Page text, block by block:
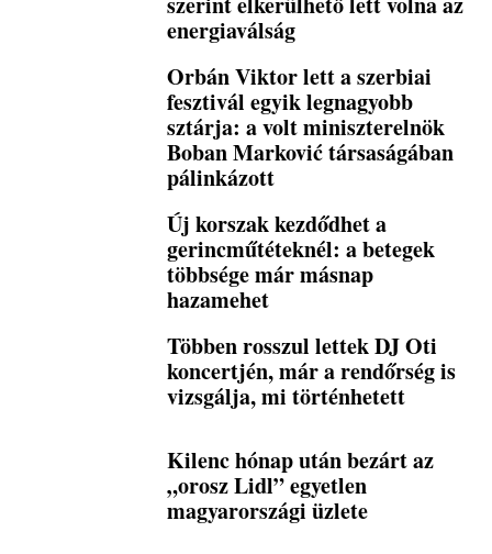
energiaválság
Orbán Viktor lett a szerbiai
fesztivál egyik legnagyobb
sztárja: a volt miniszterelnök
Boban Marković társaságában
pálinkázott
Új korszak kezdődhet a
gerincműtéteknél: a betegek
többsége már másnap
hazamehet
Többen rosszul lettek DJ Oti
koncertjén, már a rendőrség is
vizsgálja, mi történhetett
Kilenc hónap után bezárt az
„orosz Lidl” egyetlen
magyarországi üzlete